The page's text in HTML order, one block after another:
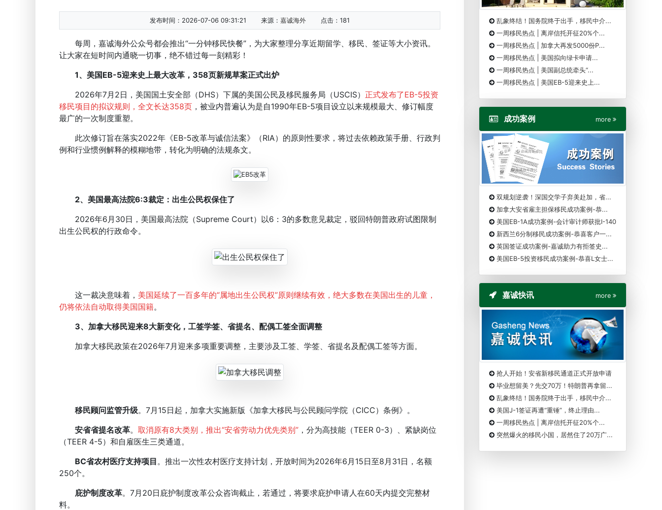
发布时间：2026-07-06 09:31:21 来源： 嘉诚海外 点击： 181
每周，嘉诚海外公众号都会推出“一分钟移民快餐”，为大家整理分享近期留学、移民、签证等大小资讯。
让大家在短时间内通晓一切事，绝不错过每一刻精彩！
1、美国EB-5迎来史上最大改革，358页新规草案正式出炉
2026年7月2日，美国国土安全部（DHS）下属的美国公民及移民服务局（USCIS） 正式发布了EB-5投资
移民项目的拟议规则，全文长达358页 ，被业内普遍认为是自1990年EB-5项目设立以来规模最大、修订幅度
最广的一次制度重塑。
此次修订旨在落实2022年《EB-5改革与诚信法案》（RIA）的原则性要求，将过去依赖政策手册、行政判
例和行业惯例解释的模糊地带，转化为明确的法规条文。
2、美国最高法院6:3裁定：出生公民权保住了
2026年6月30日，美国最高法院（Supreme Court）以6：3的多数意见裁定，驳回特朗普政府试图限制
出生公民权的行政命令。
这一裁决意味着， 美国延续了一百多年的“属地出生公民权”原则继续有效，绝大多数在美国出生的儿童，
仍将依法自动取得美国国籍。
3、加拿大移民迎来8大新变化，工签学签、省提名、配偶工签全面调整
加拿大移民政策在2026年7月迎来多项重要调整，主要涉及工签、学签、省提名及配偶工签等方面。
移民顾问监管升级。7月15日起，加拿大实施新版《加拿大移民与公民顾问学院（CICC）条例》。
安省省提名改革。 取消原有8大类别，推出“安省劳动力优先类别” ，分为高技能（TEER 0-3）、紧缺岗位
（TEER 4-5）和自雇医生三类通道。
BC省农村医疗支持项目。推出一次性农村医疗支持计划，开放时间为2026年6月15日至8月31日，名额
250个。
庇护制度改革。7月20日庇护制度改革公众咨询截止，若通过，将要求庇护申请人在60天内提交完整材
料。
乱象终结！国务院终于出手，移民中介...
一周移民热点 | 离岸信托开征20%个...
一周移民热点 | 加拿大再发5000份P...
一周移民热点 | 美国拟向绿卡申请...
一周移民热点 | 美国副总统牵头“...
一周移民热点 | 美国EB-5迎来史上...
成功案例 more
双规划逆袭！深国交学子弃美赴加，省...
加拿大安省雇主担保移民成功案例-恭...
美国EB-1A成功案例-会计审计师获批I-140
新西兰6分制移民成功案例-恭喜客户一...
英国签证成功案例-嘉诚助力有拒签史...
美国EB-5投资移民成功案例-恭喜L女士...
嘉诚快讯 more
抢人开始！安省新移民通道正式开放申请
毕业想留美？先交70万！特朗普再拿留...
乱象终结！国务院终于出手，移民中介...
美国J-1签证再遭“重锤”，终止理由...
一周移民热点 | 离岸信托开征20%个...
突然爆火的移民小国，居然住了20万广...